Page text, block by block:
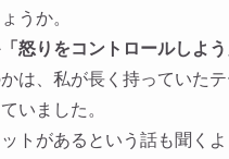
うか。
「怒りをコントロールしよう
は、私が長く持っていた
いました。
トがあるという話も聞くよ